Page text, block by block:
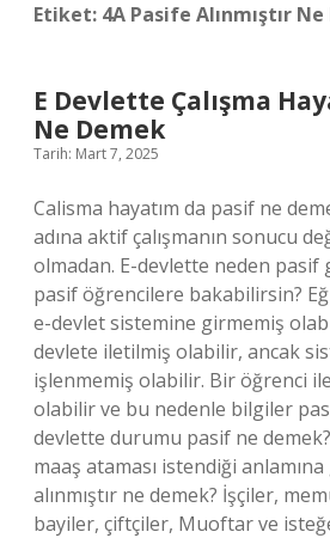
Etiket: 4A Pasife Alınmıştır
E Devlette Çalışma
Ne Demek
Tarih: Mart 7, 2025
Calisma hayatım da pasif ne
adına aktif çalışmanın sonucu
olmadan. E-devlette neden
pasif öğrencilere bakabilirsin?
e-devlet sistemine girmemiş
devlete iletilmiş olabilir, ancak
işlenmemiş olabilir. Bir öğrenci
olabilir ve bu nedenle bilgiler
devlette durumu pasif ne
maaş ataması istendiği
alınmıştır ne demek? İşçiler,
bayiler, çiftçiler, Muoftar ve